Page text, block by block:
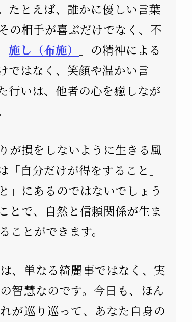
たとえば、誰かに優しい言葉
の相手が喜ぶだけでなく、不
施し（布施）
」の精神による
ではなく、笑顔や温かい言
行いは、他者の心を癒しなが
が損をしないように生きる風
自分だけが得をすること」
」にあるのではないでしょう
とで、自然と信頼関係が生ま
とができます。
、単なる綺麗事ではなく、実
智慧なのです。今日も、ほん
が巡り巡って、あなた自身の